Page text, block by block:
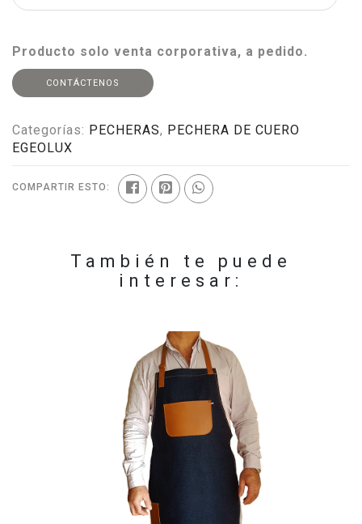
Producto solo venta corporativa, a pedido.
CONTÁCTENOS
Categorías: PECHERAS, PECHERA DE CUERO
EGEOLUX
COMPARTIR ESTO:
También te puede
interesar: